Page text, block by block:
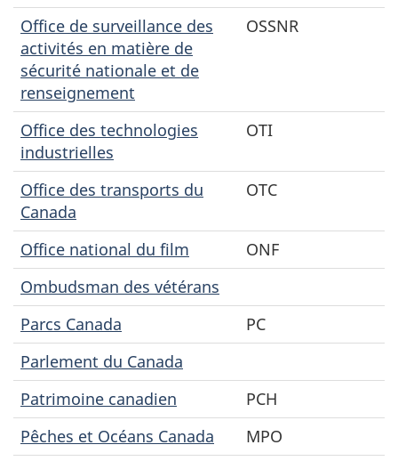
Office de surveillance des
activités en matière de
sécurité nationale et de
renseignement
OSSNR
Office des technologies
industrielles
OTI
Office des transports du
Canada
OTC
Office national du film
ONF
Ombudsman des vétérans
Parcs Canada
PC
Parlement du Canada
Patrimoine canadien
PCH
Pêches et Océans Canada
MPO